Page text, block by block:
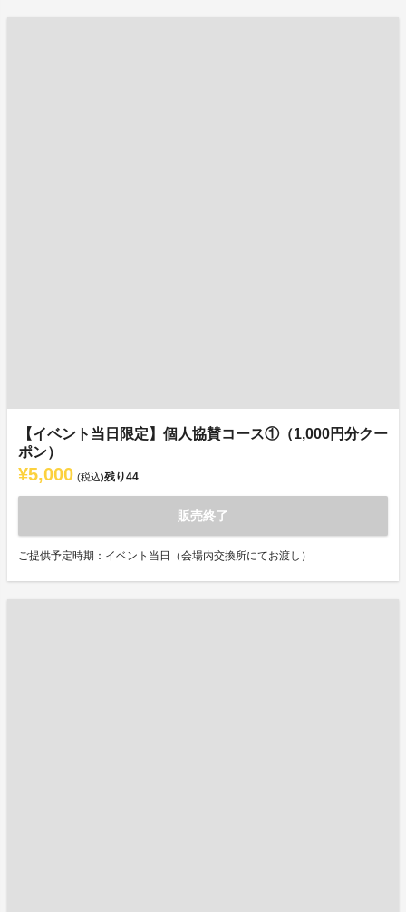
【イベント当日限定】個人協賛コース①（1,000円分クー
ポン）
¥5,000 (税込)残り44
販売終了
ご提供予定時期：イベント当日（会場内交換所にてお渡し）